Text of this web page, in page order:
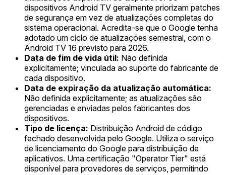
dispositivos Android TV geralmente priorizam patches
de segurança em vez de atualizações completas do
sistema operacional. Acredita-se que o Google tenha
adotado um ciclo de atualizações semestral, com o
Android TV 16 previsto para 2026.
Data de fim de vida útil: Não definida
explicitamente; vinculada ao suporte do fabricante de
cada dispositivo.
Data de expiração da atualização automática:
Não definida explicitamente; as atualizações são
gerenciadas e enviadas pelos fabricantes dos
dispositivos.
Tipo de licença: Distribuição Android de código
fechado desenvolvida pelo Google. Utiliza o serviço
de licenciamento do Google para distribuição de
aplicativos. Uma certificação "Operator Tier" está
disponível para provedores de serviços, permitindo